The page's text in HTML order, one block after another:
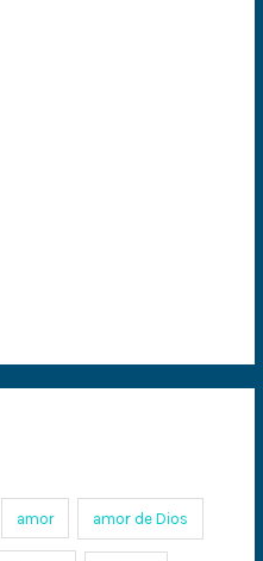
amor amor de Dios